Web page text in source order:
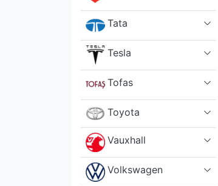
Tata
Tesla
Tofas
Toyota
Vauxhall
Volkswagen